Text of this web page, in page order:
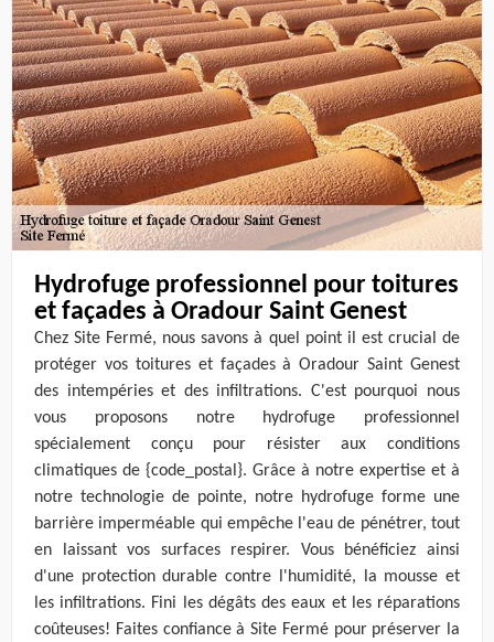
Hydrofuge professionnel pour toitures
et façades à Oradour Saint Genest
Chez Site Fermé, nous savons à quel point il est crucial de
protéger vos toitures et façades à Oradour Saint Genest
des intempéries et des infiltrations. C'est pourquoi nous
vous proposons notre hydrofuge professionnel
spécialement conçu pour résister aux conditions
climatiques de {code_postal}. Grâce à notre expertise et à
notre technologie de pointe, notre hydrofuge forme une
barrière imperméable qui empêche l'eau de pénétrer, tout
en laissant vos surfaces respirer. Vous bénéficiez ainsi
d'une protection durable contre l'humidité, la mousse et
les infiltrations. Fini les dégâts des eaux et les réparations
coûteuses! Faites confiance à Site Fermé pour préserver la